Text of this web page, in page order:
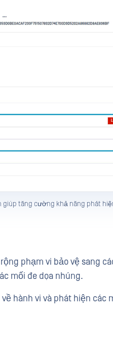
giúp tăng cường khả năng phát
phạm vi bảo vệ sang
mối đe dọa nhúng.
hành vi và phát hiện các